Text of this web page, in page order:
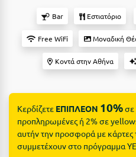
Βansko
Βυτίνα
Γ
Ξενώνες
Camping
Δες όλες τις προσφορές
Δες όλα τα πακέτα διακοπών
Bar Εστιατόριο
Free WiFi Μοναδική
Κοντά στην Αθήνα
Κερδίζετε ΕΠΙΠΛΕΟΝ 10%σε
προπληρωμένες ή 2% σε
αυτήν την προσφορά με κάρτες
συμμετέχουν στο πρόγραμμα